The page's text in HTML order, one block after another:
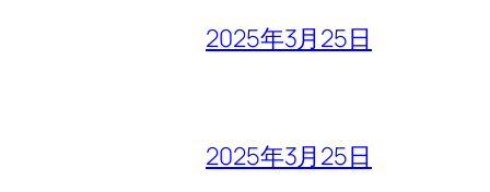
2025年3月25日
2025年3月25日